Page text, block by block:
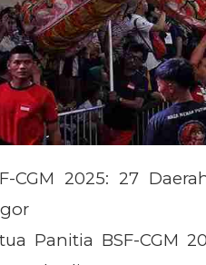
CGM 2025: 27
Panitia BSF-CGM